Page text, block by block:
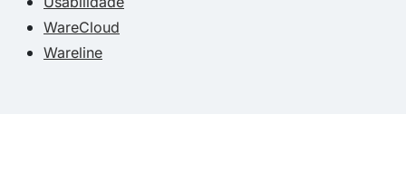
WareCloud
Wareline